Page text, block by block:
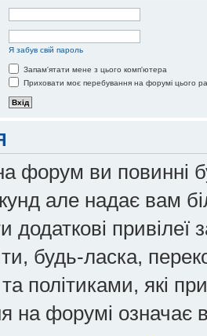
Я забув свій пароль
Запам'ятати мене з цього комп'ютера
Приховати моє перебування на форумі цього
форум ви повинні
але надає вам
додаткові
будь-ласка,
політиками, які
на форумі означає